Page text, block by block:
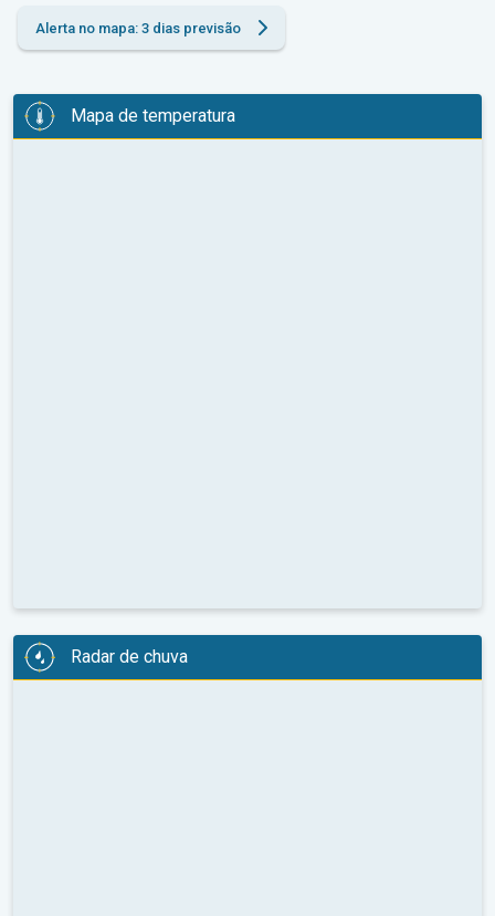
Alerta no mapa: 3 dias previsão
Mapa de temperatura
Radar de chuva